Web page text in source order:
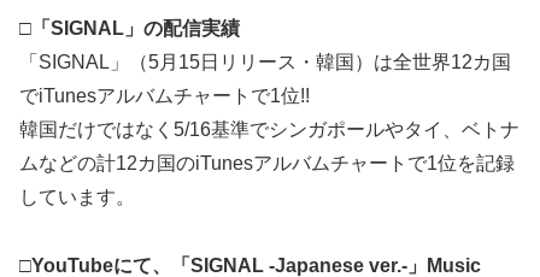
□「SIGNAL」の配信実績
「SIGNAL」（5月15日リリース・韓国）は全世界12カ国
でiTunesアルバムチャートで1位!!
韓国だけではなく5/16基準でシンガポールやタイ、ベトナ
ムなどの計12カ国のiTunesアルバムチャートで1位を記録
しています。
□YouTubeにて、「SIGNAL -Japanese ver.-」Music